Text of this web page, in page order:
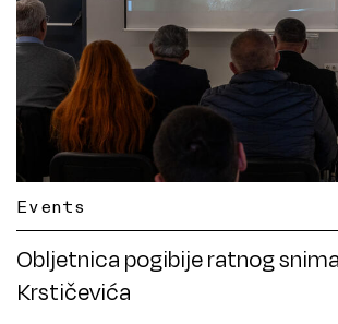
Events
Obljetnica pogibije ratnog
Krstičevića